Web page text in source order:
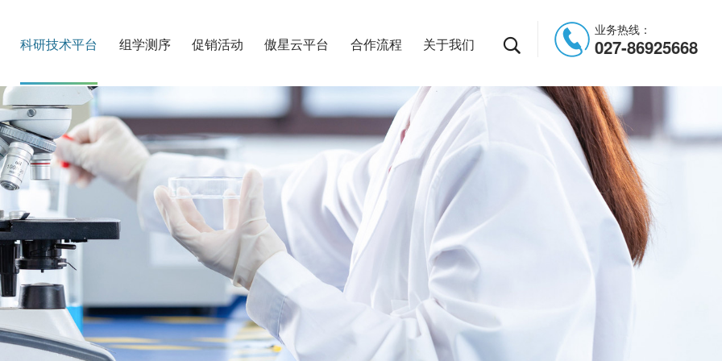
业务热线：
027-86925668
科研技术平台 组学测序 促销活动 傲星云平台 合作流程 关于我们